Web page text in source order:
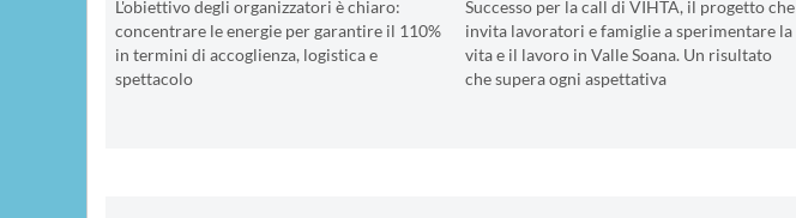
L'obiettivo degli organizzatori è chiaro:
concentrare le energie per garantire il 110%
in termini di accoglienza, logistica e
spettacolo
Successo per la call di VIHTA, il progetto che
invita lavoratori e famiglie a sperimentare la
vita e il lavoro in Valle Soana. Un risultato
che supera ogni aspettativa